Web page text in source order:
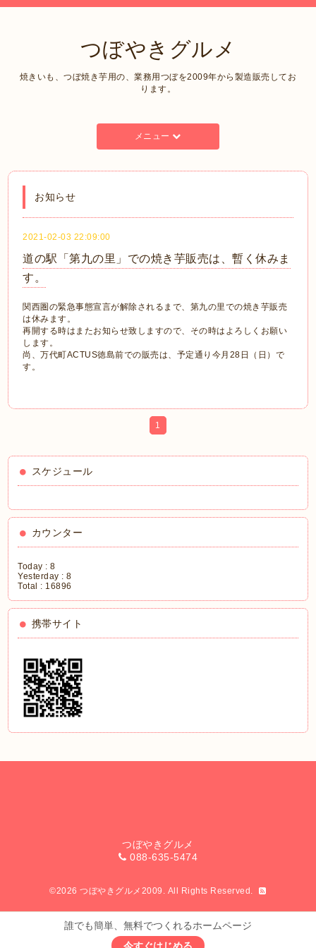
つぼやきグルメ
焼きいも、つぼ焼き芋用の、業務用つぼを2009年から製造販売してお
ります。
メニュー
お知らせ
2021-02-03 22:09:00
道の駅「第九の里」での焼き芋販売は、暫く休みま
す。
関西圏の緊急事態宣言が解除されるまで、第九の里での焼き芋販売
は休みます。
再開する時はまたお知らせ致しますので、その時はよろしくお願い
します。
尚、万代町ACTUS徳島前での販売は、予定通り今月28日（日）で
す。
1
スケジュール
カウンター
Today :8
Yesterday :8
Total : 16896
携帯サイト
つぼやきグルメ
088-635-5474
©2026つぼやきグルメ2009 . All Rights Reserved.
誰でも簡単、無料でつくれるホームページ
今すぐはじめる